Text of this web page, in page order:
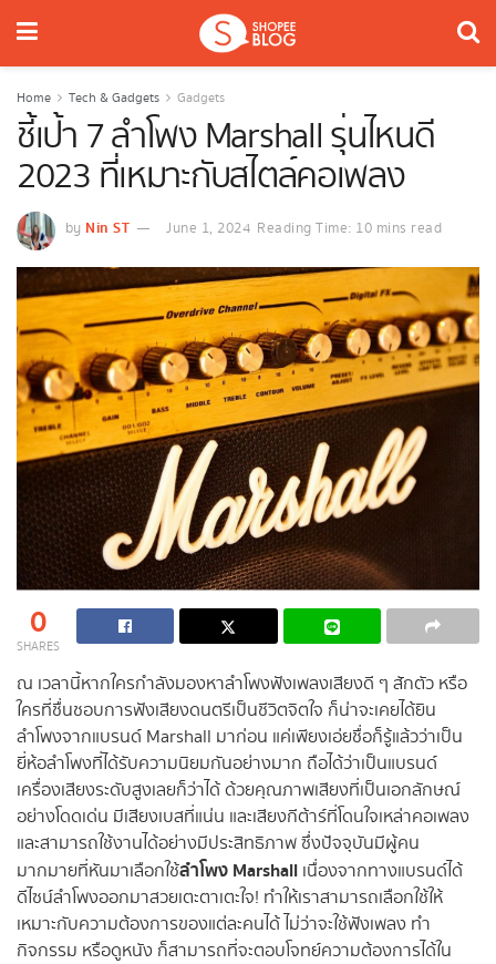
Home Tech & Gadgets Gadgets
ชี้เป้า 7 ลำโพง Marshall รุ่นไหนดี
2023 ที่เหมาะกับสไตล์คอเพลง
by Nin ST June 1, 2024 Reading Time: 10 mins read
0
SHARES
ณ เวลานี้หากใครกำลังมองหาลำโพงฟังเพลงเสียงดี ๆ สักตัว หรือ
ใครที่ชื่นชอบการฟังเสียงดนตรีเป็นชีวิตจิตใจ ก็น่าจะเคยได้ยิน
ลำโพงจากแบรนด์ Marshall มาก่อน แค่เพียงเอ่ยชื่อก็รู้แล้วว่าเป็น
ยี่ห้อลำโพงที่ได้รับความนิยมกันอย่างมาก ถือได้ว่าเป็นแบรนด์
เครื่องเสียงระดับสูงเลยก็ว่าได้ ด้วยคุณภาพเสียงที่เป็นเอกลักษณ์
อย่างโดดเด่น มีเสียงเบสที่แน่น และเสียงกีต้าร์ที่โดนใจเหล่าคอเพลง
และสามารถใช้งานได้อย่างมีประสิทธิภาพ ซึ่งปัจจุบันมีผู้คน
มากมายที่หันมาเลือกใช้ลำโพง Marshall เนื่องจากทางแบรนด์ได้
ดีไซน์ลำโพงออกมาสวยเตะตาเตะใจ! ทำให้เราสามารถเลือกใช้ให้
เหมาะกับความต้องการของแต่ละคนได้ ไม่ว่าจะใช้ฟังเพลง ทำ
กิจกรรม หรือดูหนัง ก็สามารถที่จะตอบโจทย์ความต้องการได้ใน